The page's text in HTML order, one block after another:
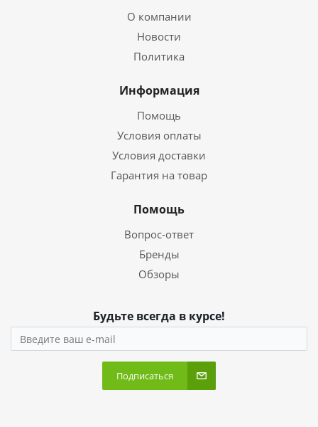
О компании
Новости
Политика
Информация
Помощь
Условия оплаты
Условия доставки
Гарантия на товар
Помощь
Вопрос-ответ
Бренды
Обзоры
Будьте всегда в курсе!
Подписаться